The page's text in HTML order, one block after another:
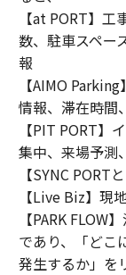
【at PORT】
数、駐車スペー
報
【AIMO
情報、滞在時間
【PIT PORT】
集中、来場予測
【SYNC PORT
【Live Biz】現
【PARK FLOW
であり、「どこ
発生するか」を